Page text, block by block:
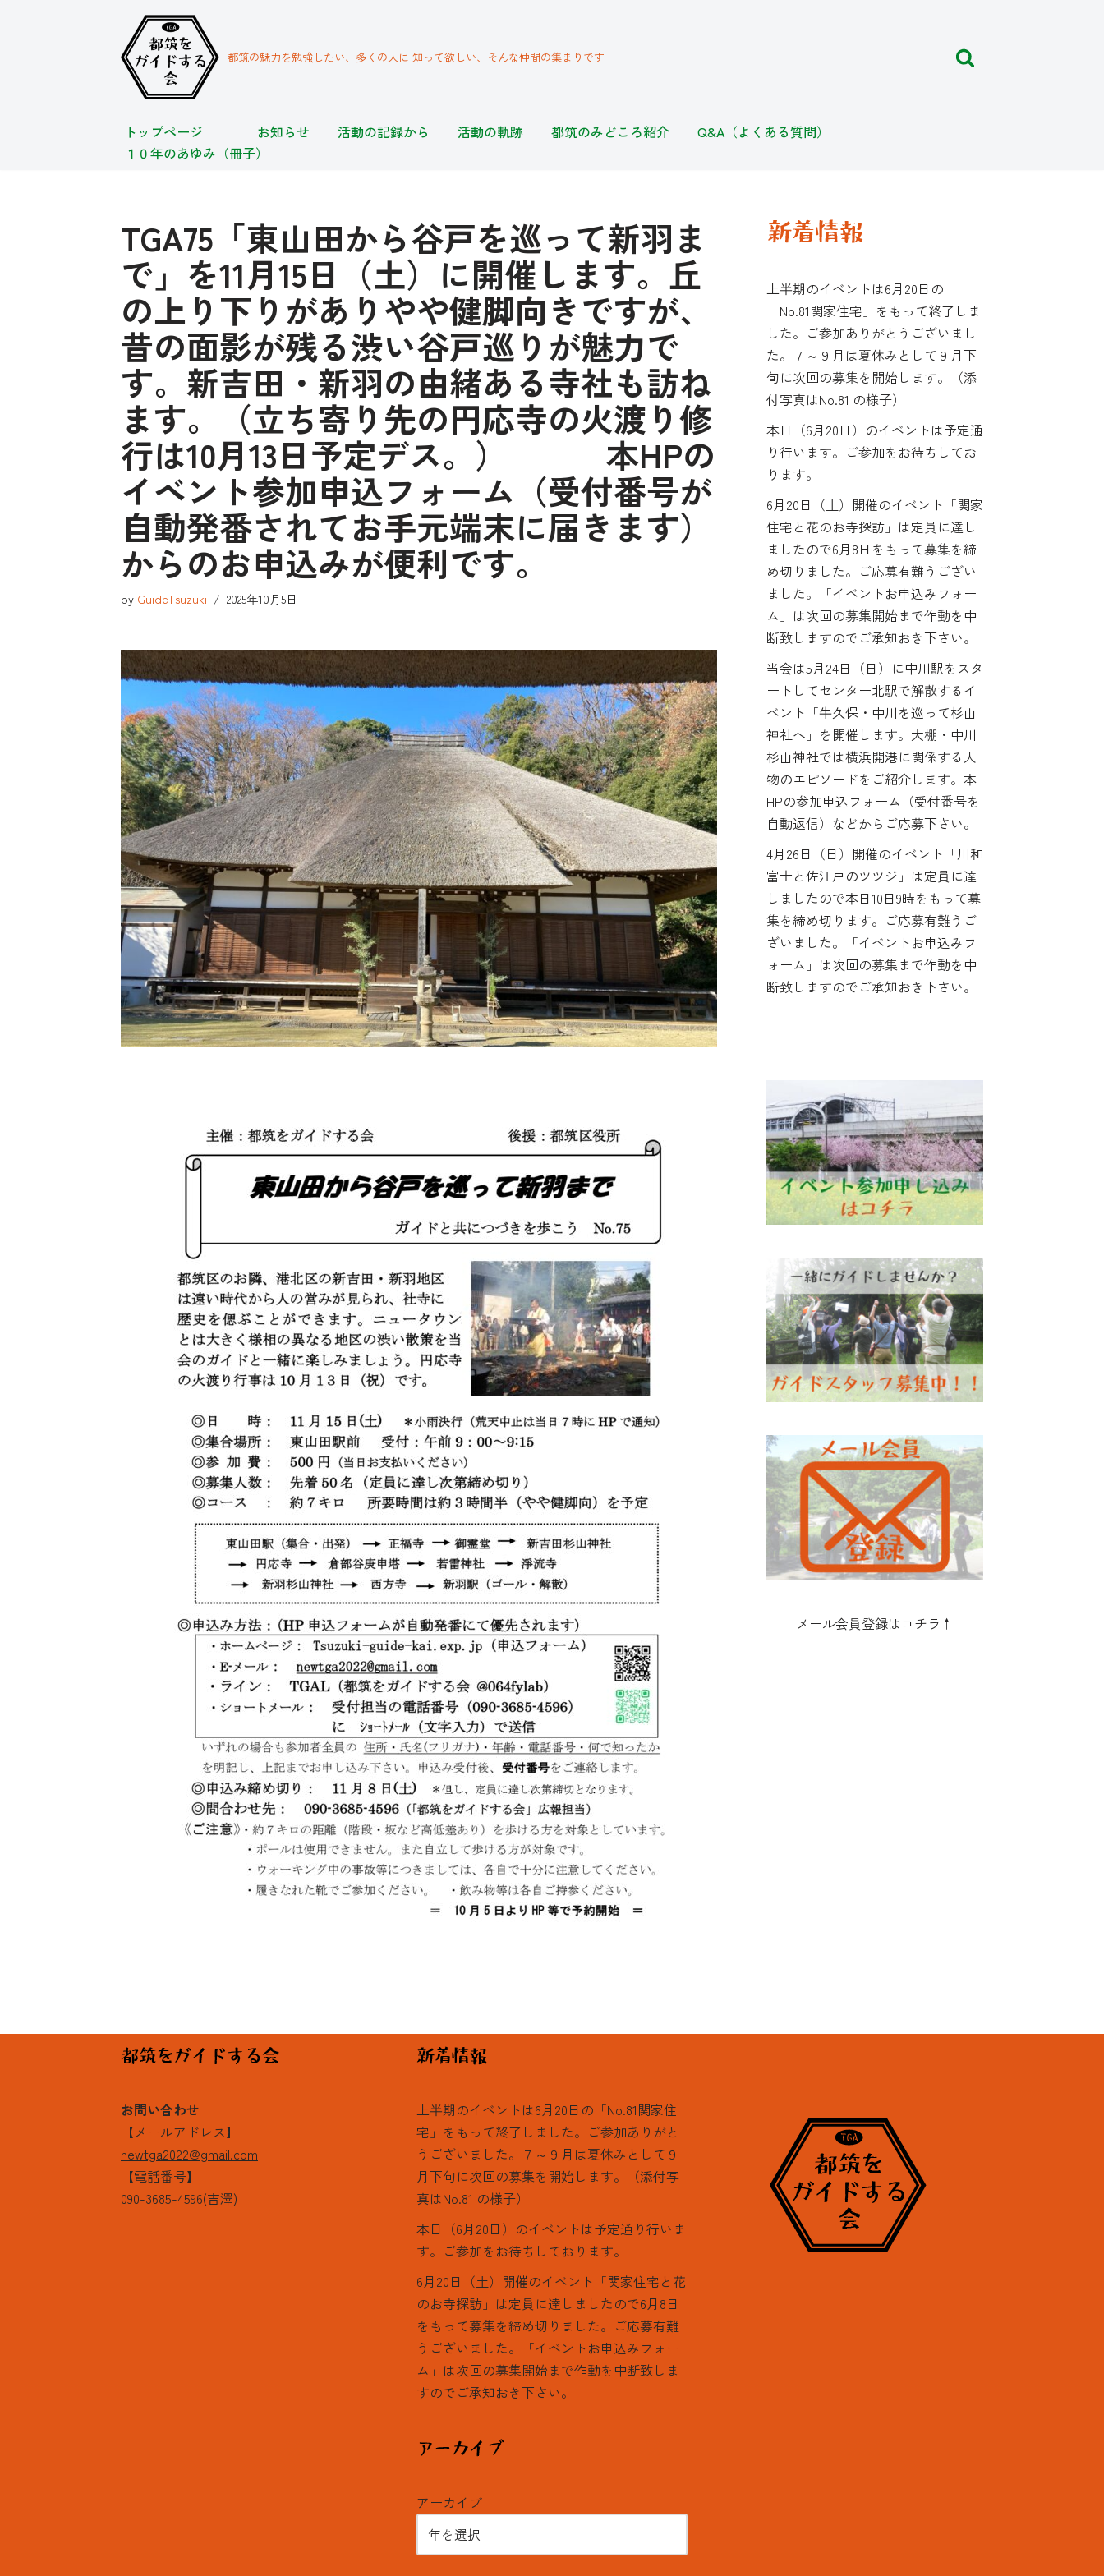
都筑の魅力を勉強したい、多くの人に 知って欲しい、そんな仲間の集まりです
トップページ お知らせ 活動の記録から 活動の軌跡 都筑のみどころ紹介
Q&A（よくある質問）
１０年のあゆみ（冊子）
TGA75「東山田から谷戸を巡って新羽ま
で」を11月15日（土）に開催します。丘
の上り下りがありやや健脚向きですが、
昔の面影が残る渋い谷戸巡りが魅力で
す。新吉田・新羽の由緒ある寺社も訪ね
ます。（立ち寄り先の円応寺の火渡り修
行は10月13日予定デス。） 本HPの
イベント参加申込フォーム（受付番号が
自動発番されてお手元端末に届きます）
からのお申込みが便利です。
by GuideTsuzuki 2025年10月5日
上半期のイベントは6月20日の
「No.81関家住宅」をもって終了しま
した。ご参加ありがとうございまし
た。７～９月は夏休みとして９月下
旬に次回の募集を開始します。（添
付写真はNo.81 の様子）
本日（6月20日）のイベントは予定通
り行います。ご参加をお待ちしてお
ります。
6月20日（土）開催のイベント「関家
住宅と花のお寺探訪」は定員に達し
ましたので6月8日をもって募集を締
め切りました。ご応募有難うござい
ました。「イベントお申込みフォー
ム」は次回の募集開始まで作動を中
断致しますのでご承知おき下さい。
当会は5月24日（日）に中川駅をスタ
ートしてセンター北駅で解散するイ
ベント「牛久保・中川を巡って杉山
神社へ」を開催します。大棚・中川
杉山神社では横浜開港に関係する人
物のエピソードをご紹介します。本
HPの参加申込フォーム（受付番号を
自動返信）などからご応募下さい。
4月26日（日）開催のイベント「川和
富士と佐江戸のツツジ」は定員に達
しましたので本日10日9時をもって募
集を締め切ります。ご応募有難うご
ざいました。「イベントお申込みフ
ォーム」は次回の募集まで作動を中
断致しますのでご承知おき下さい。
メール会員登録はコチラ↑
お問い合わせ
【メールアドレス】
newtga2022@gmail.com
【電話番号】
090-3685-4596(吉澤)
上半期のイベントは6月20日の「No.81関家住
宅」をもって終了しました。ご参加ありがと
うございました。７～９月は夏休みとして９
月下旬に次回の募集を開始します。（添付写
真はNo.81 の様子）
本日（6月20日）のイベントは予定通り行いま
す。ご参加をお待ちしております。
6月20日（土）開催のイベント「関家住宅と花
のお寺探訪」は定員に達しましたので6月8日
をもって募集を締め切りました。ご応募有難
うございました。「イベントお申込みフォー
ム」は次回の募集開始まで作動を中断致しま
すのでご承知おき下さい。
アーカイブ